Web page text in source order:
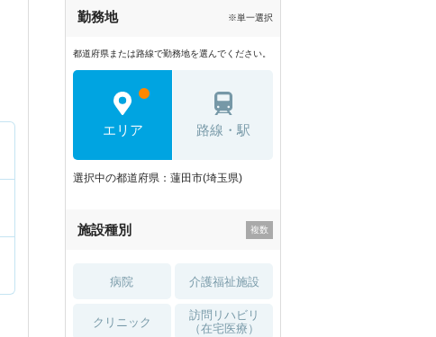
勤務地 ※単一選択
都道府県または路線で勤務地を選んでください。
エリア 路線・駅
選択中の都道府県：蓮田市(埼玉県)
施設種別
病院 介護福祉施設
クリニック
訪問リハビリ
（在宅医療）